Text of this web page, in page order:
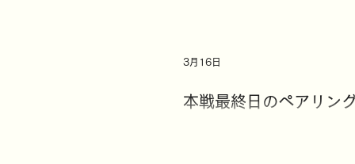
本戦最終日のペアリン
3月16日